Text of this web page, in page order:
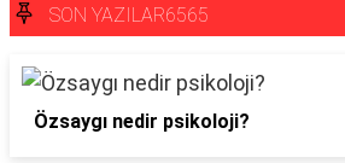
SON YAZILAR6565
Özsaygı nedir psikoloji?